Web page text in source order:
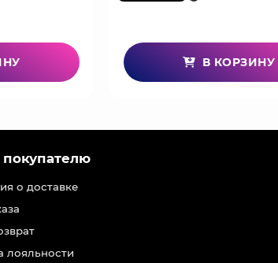
В КОРЗИНУ
о доставке
лояльности